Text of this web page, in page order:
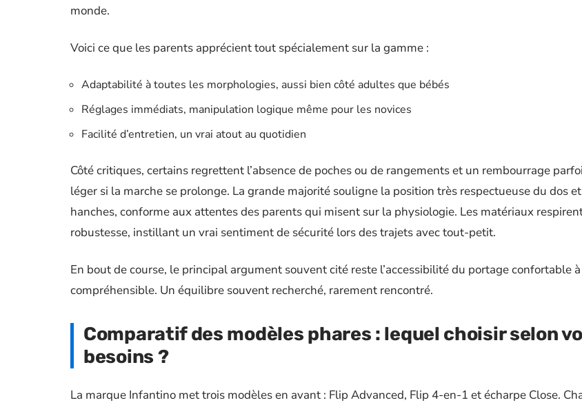
monde.
Voici ce que les parents apprécient tout spécialement sur la gamme :
Adaptabilité à toutes les morphologies, aussi bien côté adultes que bébés
Réglages immédiats, manipulation logique même pour les novices
Facilité d’entretien, un vrai atout au quotidien
Côté critiques, certains regrettent l’absence de poches ou de rangements et un rembourrage
léger si la marche se prolonge. La grande majorité souligne la position très respectueuse du dos
hanches, conforme aux attentes des parents qui misent sur la physiologie. Les matériaux
robustesse, instillant un vrai sentiment de sécurité lors des trajets avec tout-petit.
En bout de course, le principal argument souvent cité reste l’accessibilité du portage confortable
compréhensible. Un équilibre souvent recherché, rarement rencontré.
Comparatif des modèles phares : lequel choisir selon
besoins ?
La marque Infantino met trois modèles en avant : Flip Advanced, Flip 4-en-1 et écharpe Close.